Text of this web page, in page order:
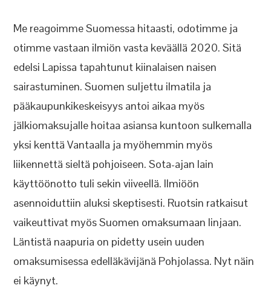
Me reagoimme Suomessa hitaasti, odotimme ja
otimme vastaan ilmiön vasta keväällä 2020. Sitä
edelsi Lapissa tapahtunut kiinalaisen naisen
sairastuminen. Suomen suljettu ilmatila ja
pääkaupunkikeskeisyys antoi aikaa myös
jälkiomaksujalle hoitaa asiansa kuntoon sulkemalla
yksi kenttä Vantaalla ja myöhemmin myös
liikennettä sieltä pohjoiseen. Sota-ajan lain
käyttöönotto tuli sekin viiveellä. Ilmiöön
asennoiduttiin aluksi skeptisesti. Ruotsin ratkaisut
vaikeuttivat myös Suomen omaksumaan linjaan.
Läntistä naapuria on pidetty usein uuden
omaksumisessa edelläkävijänä Pohjolassa. Nyt näin
ei käynyt.